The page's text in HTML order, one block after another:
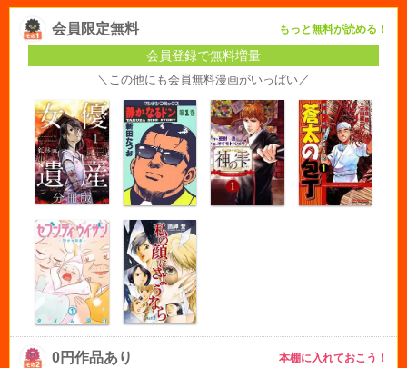
会員限定無料 もっと無料が読める！
会員登録で無料増量
＼この他にも会員無料漫画がいっぱい／
0円作品あり 本棚に入れておこう！